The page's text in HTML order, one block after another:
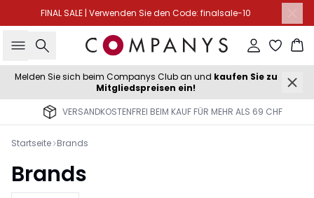
FINAL SALE | Verwenden Sie den Code: finalsale-10
Suche Einloggen
Melden Sie sich beim Companys Club an und kaufen Sie zu
Mitgliedspreisen ein!
VERSANDKOSTENFREI BEIM KAUF FÜR MEHR ALS 69 CHF
Startseite Brands
Brands